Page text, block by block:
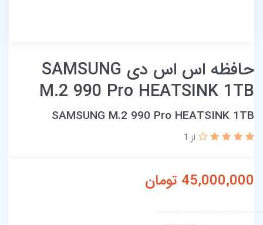
حافظه اس اس دی SAMSUNG
M.2 990 Pro HEATSINK 1TB
SAMSUNG M.2 990 Pro HEATSINK 1TB
از 1
45,000,000 تومان